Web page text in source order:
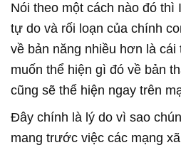
Nói theo một cách nào đó thì
tự do và rối loạn của chính
về bản năng nhiều hơn là cái
muốn thể hiện gì đó về bản
cũng sẽ thể hiện ngay trên
Đây chính là lý do vì sao
mang trước việc các mạng